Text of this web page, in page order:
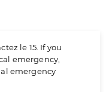
le 15. If you
emergency,
emergency